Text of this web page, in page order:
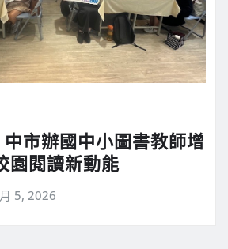
市辦國中小圖書教師增
園閱讀新動能
5, 2026